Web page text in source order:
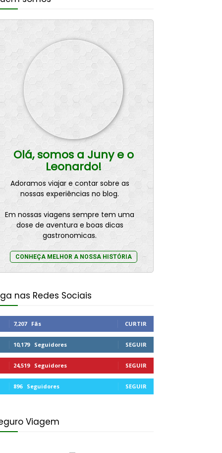
Olá, somos a Juny e o
Leonardo!
Adoramos viajar e contar sobre as
nossas experiências no blog.
Em nossas viagens sempre tem uma
dose de aventura e boas dicas
gastronomicas.
CONHEÇA MELHOR A NOSSA HISTÓRIA
nas Redes Sociais
7,207 Fãs CURTIR
10,179 Seguidores SEGUIR
24,519 Seguidores SEGUIR
896 Seguidores SEGUIR
Viagem